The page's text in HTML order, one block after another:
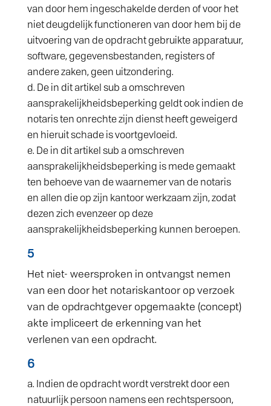
van door hem ingeschakelde derden of voor het
niet deugdelijk functioneren van door hem bij de
uitvoering van de opdracht gebruikte apparatuur,
software, gegevensbestanden, registers of
andere zaken, geen uitzondering.
De in dit artikel sub a omschreven
aansprakelijkheidsbeperking geldt ook indien de
notaris ten onrechte zijn dienst heeft geweigerd
en hieruit schade is voortgevloeid.
De in dit artikel sub a omschreven
aansprakelijkheidsbeperking is mede gemaakt
ten behoeve van de waarnemer van de notaris
en allen die op zijn kantoor werkzaam zijn, zodat
dezen zich evenzeer op deze
aansprakelijkheidsbeperking kunnen beroepen.
5
Het niet- weersproken in ontvangst nemen
van een door het notariskantoor op verzoek
van de opdrachtgever opgemaakte (concept)
akte impliceert de erkenning van het
verlenen van een opdracht.
6
Indien de opdracht wordt verstrekt door een
natuurlijk persoon namens een rechtspersoon,